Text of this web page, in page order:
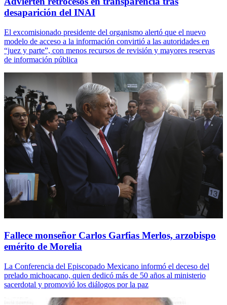
desaparición del INAI
El excomisionado presidente del organismo alertó que el nuevo
modelo de acceso a la información convirtió a las autoridades en
“juez y parte”, con menos recursos de revisión y mayores reservas
de información pública
Fallece monseñor Carlos Garfias Merlos, arzobispo
emérito de Morelia
La Conferencia del Episcopado Mexicano informó el deceso del
prelado michoacano, quien dedicó más de 50 años al ministerio
sacerdotal y promovió los diálogos por la paz